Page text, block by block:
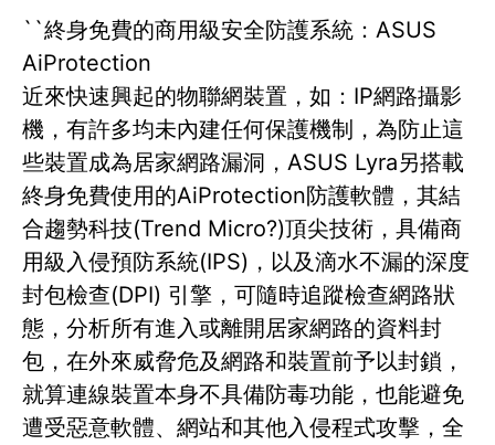
``終身免費的商用級安全防護系統：ASUS
AiProtection
近來快速興起的物聯網裝置，如：IP網路攝影
機，有許多均未內建任何保護機制，為防止這
些裝置成為居家網路漏洞，ASUS Lyra另搭載
終身免費使用的AiProtection防護軟體，其結
合趨勢科技(Trend Micro?)頂尖技術，具備商
用級入侵預防系統(IPS)，以及滴水不漏的深度
封包檢查(DPI) 引擎，可隨時追蹤檢查網路狀
態，分析所有進入或離開居家網路的資料封
包，在外來威脅危及網路和裝置前予以封鎖，
就算連線裝置本身不具備防毒功能，也能避免
遭受惡意軟體、網站和其他入侵程式攻擊，全